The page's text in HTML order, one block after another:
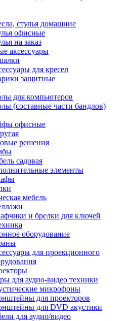
стулья домашние
офисные
на заказ
аксессуары
для кресел
защитные
для компьютеров
(составные части бандлов)
офисные
решения
садовая
элементы
мебель
и брелки для ключей
оборудование
для проекционного
для аудио-видео техники
микрофоны
для проекторов
для DVD акустики
для аудио/видео